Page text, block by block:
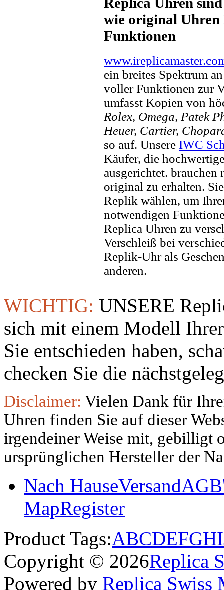
wie original Uhren
Funktionen
ein breites Spektrum
voller Funktionen zur
umfasst Kopien von
Rolex, Omega, Patek
Heuer, Cartier,
so auf. Unsere IWC
Käufer, die
ausgerichtet. brauchen
original zu erhalten.
Replik wählen, um
notwendigen
Replica Uhren zu
Verschleiß bei
Replik-Uhr als
anderen.
WICHTIG: UNSERE
sich mit einem Modell
Sie entschieden haben,
checken Sie die
Disclaimer: Vielen Dank für
Uhren finden Sie auf dieser
irgendeiner Weise mit, gebilligt
ursprünglichen Hersteller der
Nach HauseVersand
MapRegister
Product Tags:ABCDEFGHI
Copyright © 2026Replica
Powered by Replica Swiss